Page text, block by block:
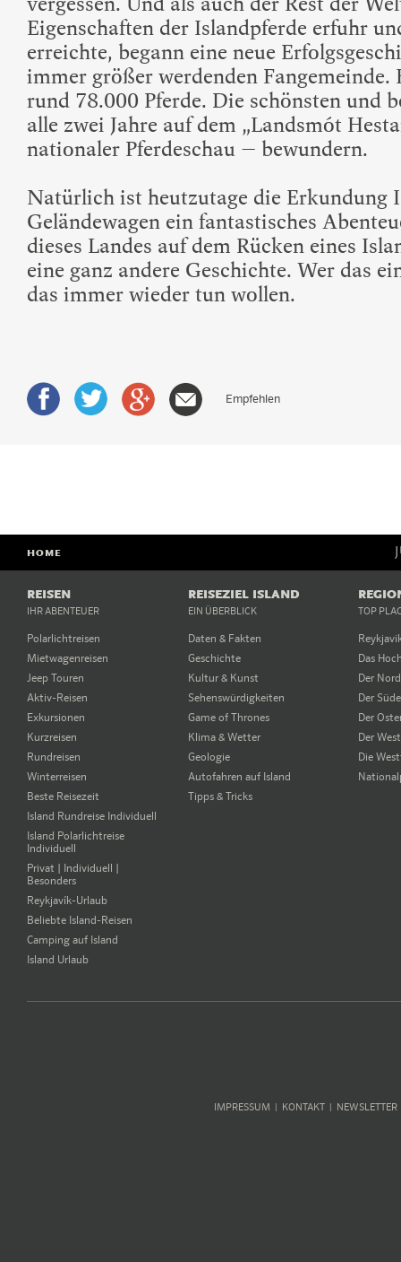
Eigenschaften der Islandpferde erfuhr
erreichte, begann eine neue
immer größer werdenden Fangemeinde.
rund 78.000 Pferde. Die schönsten und
alle zwei Jahre auf dem „Landsmót
nationaler Pferdeschau – bewundern.
Natürlich ist heutzutage die Erkundung
Geländewagen ein fantastisches
dieses Landes auf dem Rücken eines
eine ganz andere Geschichte. Wer das
das immer wieder tun wollen.
Empfehlen
HOME
REISEN
IHR ABENTEUER
Polarlichtreisen
Mietwagenreisen
Jeep Touren
Aktiv-Reisen
Exkursionen
Kurzreisen
Rundreisen
Winterreisen
Beste Reisezeit
Island Rundreise Individuell
Island Polarlichtreise
Individuell
Privat | Individuell |
Besonders
Reykjavík-Urlaub
Beliebte Island-Reisen
Camping auf Island
Island Urlaub
REISEZIEL ISLAND
EIN ÜBERBLICK
Daten & Fakten
Geschichte
Kultur & Kunst
Sehenswürdigkeiten
Game of Thrones
Klima & Wetter
Geologie
Autofahren auf Island
Tipps & Tricks
TOP
Das
Der
Der
Der
Der
Die
IMPRESSUM KONTAKT NEWSLETTER